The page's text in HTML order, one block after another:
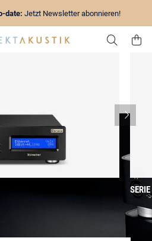
date: Jetzt Newsletter abonnieren!
Zur